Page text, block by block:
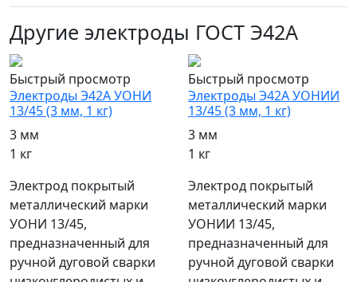
Другие электроды ГОСТ Э42А
Быстрый просмотр
Электроды Э42А УОНИ
13/45 (3 мм, 1 кг)
3 мм
1 кг
Электрод покрытый
металлический марки
УОНИ 13/45,
предназначенный для
ручной дуговой сварки
Быстрый просмотр
Электроды Э42А УОНИИ
13/45 (3 мм, 1 кг)
3 мм
1 кг
Электрод покрытый
металлический марки
УОНИИ 13/45,
предназначенный для
ручной дуговой сварки